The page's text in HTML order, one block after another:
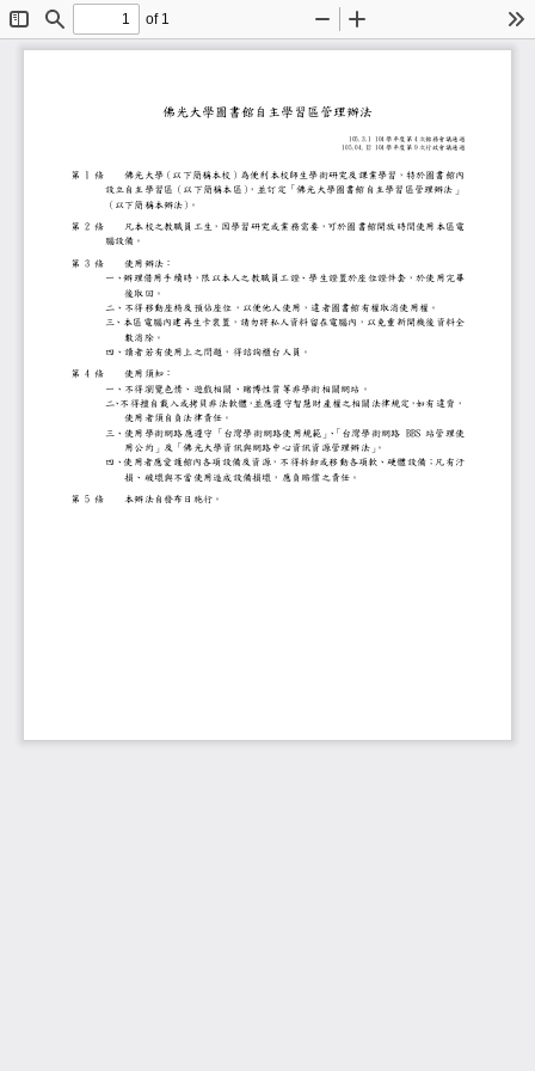
Toggle
Sidebar
Find
of 1
Zoom
Out
In
佛光大學圖書館自主學習區管理辦法
105.3.1 104 學年度第 4 次館務會議通過
105.04.12 104 學年度第 9 次行政會議通過
第 1 條佛光大學（以下簡稱本校）為便利本校師生學術研究及課業
設立自主學習區（以下簡稱本區），並訂定「佛光大學圖書館自主學習區管
（以下簡稱本辦法）
。
第 2 條 凡本校之教職員工生，因學習研究或業務需要，可於圖書館
腦設備。
第 3 條使用辦法：
一、辦理借用手續時，限以本人之教職員工證、學生證置於座
後取回。
二、不得移動座椅及預佔座位，以便他人使用，違者圖書館有
三、本區電腦內建再生卡裝置，請勿將私人資料留在電腦內，
數消除。
四、讀者若有使用上之問題，得諮詢櫃台人員。
第 4 條使用須知：
一、不得瀏覽色情、遊戲相關、賭博性質等非學術相關網站。
二、不得擅自載入或拷貝非法軟體
， 並應遵守智慧財產權之相關法律規定
，如有違背，
使用者須自負法律責任。
三、使用學術網路應遵守「台灣學術網路使用規範」
、「台灣學術網路 BBS 站管理
用公約」及「佛光大學資訊與網路中心資訊資源管理辦法」
。
四、使用者應愛護館內各項設備及資源，不得拆卸或移動各項
損、破壞與不當使用造成設備損壞，應負賠償之責任。
第 5 條 本辦法自發布日施行。